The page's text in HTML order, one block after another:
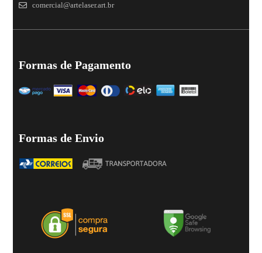
comercial@artelaser.art.br
Formas de Pagamento
Formas de Envio